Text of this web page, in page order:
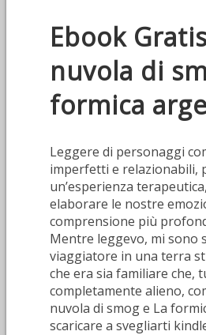
Ebook
nuvola di
formica
Leggere di personaggi
imperfetti e relazionabili,
un’esperienza
elaborare le nostre
comprensione più
Mentre leggevo, mi sono
viaggiatore in una terra
che era sia familiare che,
completamente alieno,
nuvola di smog e La
scaricare a svegliarti